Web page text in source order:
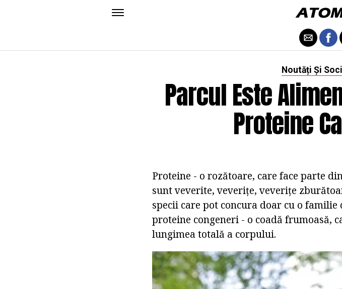
Noutăți Și
Parcul Este
Proteine
Proteine - o rozătoare, care face parte
sunt veverite, veverițe, veverițe
specii care pot concura doar cu o
proteine congeneri - o coadă frumoasă,
lungimea totală a corpului.